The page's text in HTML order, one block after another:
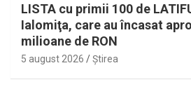
LISTA cu primii 100 de
Ialomiţa, care au încasat
milioane de RON
5 august 2026 Ştirea